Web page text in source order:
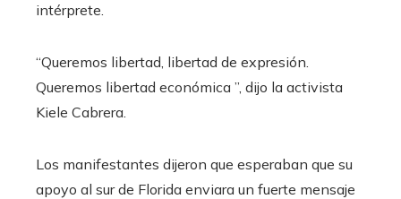
intérprete.
“Queremos libertad, libertad de expresión.
Queremos libertad económica ”, dijo la activista
Kiele Cabrera.
Los manifestantes dijeron que esperaban que su
apoyo al sur de Florida enviara un fuerte mensaje